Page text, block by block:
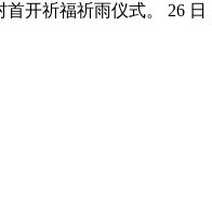
开祈福祈雨仪式。 26